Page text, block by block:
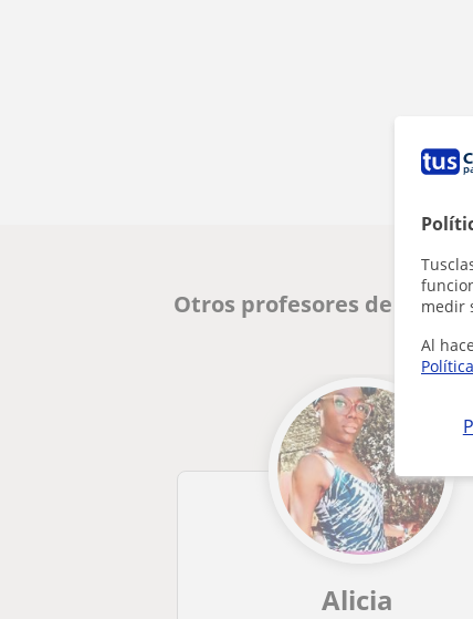
medir
Al
Otros profesores de
Alicia